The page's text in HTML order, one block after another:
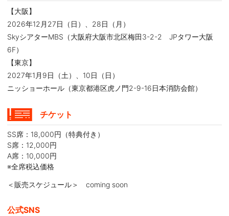
【大阪】
2026年12月27日（日）、28日（月）
SkyシアターMBS（大阪府大阪市北区梅田3-2-2 JPタワー大阪
6F）
【東京】
2027年1月9日（土）、10日（日）
ニッショーホール（東京都港区虎ノ門2-9-16日本消防会館）
チケット
SS席：18,000円（特典付き）
S席：12,000円
A席：10,000円
※全席税込価格
＜販売スケジュール＞ coming soon
公式SNS